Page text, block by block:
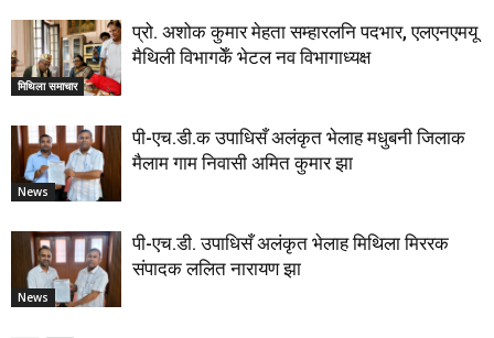
मिथिला समाचार
प्रो. अशोक कुमार मेहता सम्हारलनि पदभार, एलएनएमयू
मैथिली विभागकेँ भेटल नव विभागाध्यक्ष
News
पी-एच.डी.क उपाधिसँ अलंकृत भेलाह मधुबनी जिलाक
मैलाम गाम निवासी अमित कुमार झा
News
पी-एच.डी. उपाधिसँ अलंकृत भेलाह मिथिला मिररक
संपादक ललित नारायण झा